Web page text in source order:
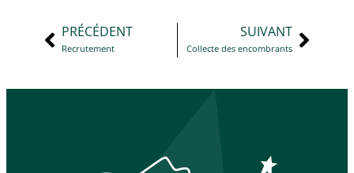
PRÉCÉDENT
Recrutement
SUIVANT
Collecte des encombrants